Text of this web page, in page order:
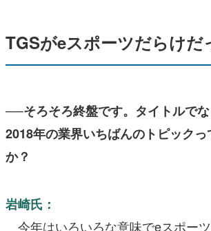
TGSがeスポーツだらけだ
──そろそろ終盤です。タイトルで
2018年の業界いちばんのトピックっ
か？
岩崎氏：
今年はいろいろな意味でeスポー